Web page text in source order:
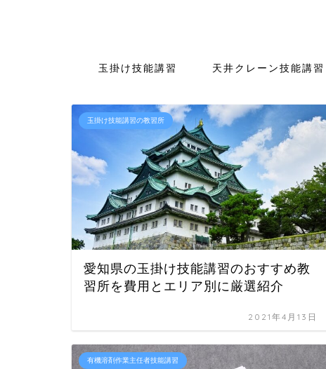
玉掛け技能講習 天井クレーン技能講習
玉掛け技能講習の教習所
愛知県の玉掛け技能講習のおすすめ教
習所を費用とエリア別に厳選紹介
2021年4月13日
有機溶剤作業主任者技能講習